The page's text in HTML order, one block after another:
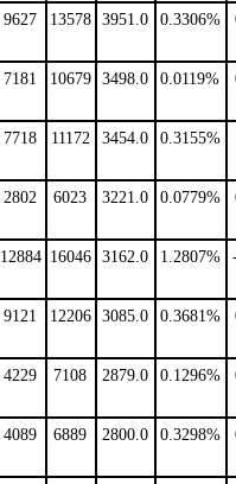
9627 13578 3951.0 0.3306%
7181 10679 3498.0 0.0119%
7718 11172 3454.0 0.3155%
2802 6023 3221.0 0.0779%
12884 16046 3162.0 1.2807%
9121 12206 3085.0 0.3681%
4229 7108 2879.0 0.1296%
4089 6889 2800.0 0.3298%